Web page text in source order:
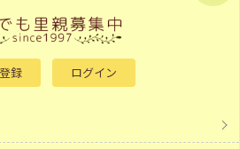
録 ログイン